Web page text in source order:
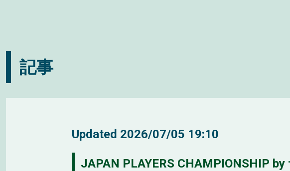
記事
Updated 2026/07/05 19:10
JAPAN PLAYERS CHAMPIONSHIP